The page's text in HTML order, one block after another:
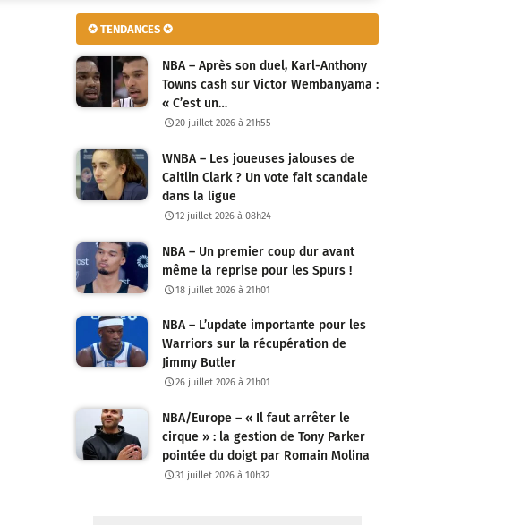
✪ TENDANCES ✪
NBA – Après son duel, Karl-Anthony
Towns cash sur Victor Wembanyama :
« C’est un…
20 juillet 2026 à 21h55
WNBA – Les joueuses jalouses de
Caitlin Clark ? Un vote fait scandale
dans la ligue
12 juillet 2026 à 08h24
NBA – Un premier coup dur avant
même la reprise pour les Spurs !
18 juillet 2026 à 21h01
NBA – L’update importante pour les
Warriors sur la récupération de
Jimmy Butler
26 juillet 2026 à 21h01
NBA/Europe – « Il faut arrêter le
cirque » : la gestion de Tony Parker
pointée du doigt par Romain Molina
31 juillet 2026 à 10h32